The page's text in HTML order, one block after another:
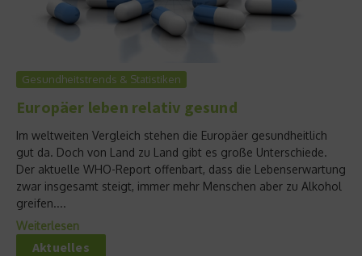
Gesundheitstrends & Statistiken
Europäer leben relativ gesund
Im weltweiten Vergleich stehen die Europäer gesundheitlich
gut da. Doch von Land zu Land gibt es große Unterschiede.
Der aktuelle WHO-Report offenbart, dass die Lebenserwartung
zwar insgesamt steigt, immer mehr Menschen aber zu Alkohol
greifen....
Weiterlesen
Aktuelles